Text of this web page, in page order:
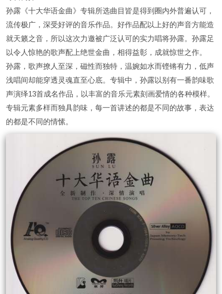
孙露《十大华语金曲》专辑所选曲目皆是得到圈内外普遍认可，
流传极广，深受好评的音乐作品。好作品配以上好的声音方能造
就天籁之音，所以这次力邀被广泛认可的实力唱将孙露。孙露足
以令人惊艳的歌声配上绝世金曲，相得益彰，成就惊世之作。
孙露，歌声撩人至深，磁性而独特，温婉如水而铿锵有力，低声
浅唱间却能穿透灵魂直至心底。专辑中，孙露以别有一番韵味歌
声演绎13首成名作品，以丰富的音乐元素刻画爱情的各种模样。
专辑元素多样而独具韵味，每一首讲述的都是不同的故事，表达
的都是不同的情愫。